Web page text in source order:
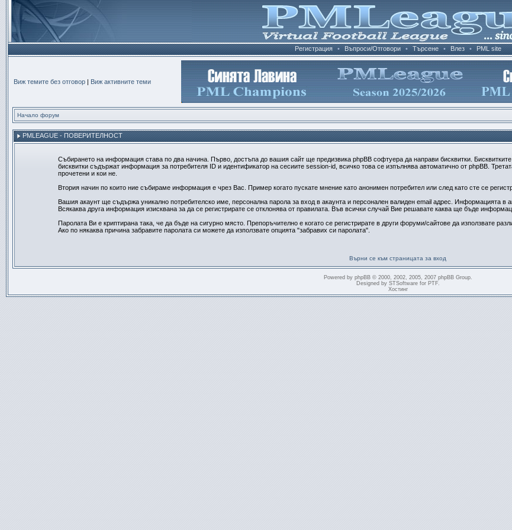
Регистрация • Въпроси/Отговори • Търсене • Влез • PML site
Виж темите без отговор | Виж активните теми
Начало форум
PMLEAGUE - ПОВЕРИТЕЛНОСТ
Събирането на информация става по два начина. Първо, достъпа до вашия сайт ще предизвика phpBB софтуера да направи бисквитки.
бисквитки съдържат информация за потребителя ID и идентификатор на сесиите session-id, всичко това се изпълнява автоматично от phpBB.
прочетени и кои не.
Втория начин по които ние събираме информация е чрез Вас. Пример когато пускате мнение като анонимен потребител или след като сте се
Вашия акаунт ще съдържа уникално потребителско име, персонална парола за вход в акаунта и персонален валиден email адрес. Информацията в
Всякаква друга информация изисквана за да се регистрирате се отклонява от правилата. Във всички случай Вие решавате каква ще бъде
Паролата Ви е криптирана така, че да бъде на сигурно място. Препоръчително е когато се регистрирате в други форуми/сайтове да използвате
Ако по някаква причина забравите паролата си можете да използвате опцията "забравих си паролата".
Върни се към страницата за вход
Powered by phpBB© 2000, 2002, 2005, 2007 phpBB Group.
Designed by STSoftwarefor PTF.
Хостинг